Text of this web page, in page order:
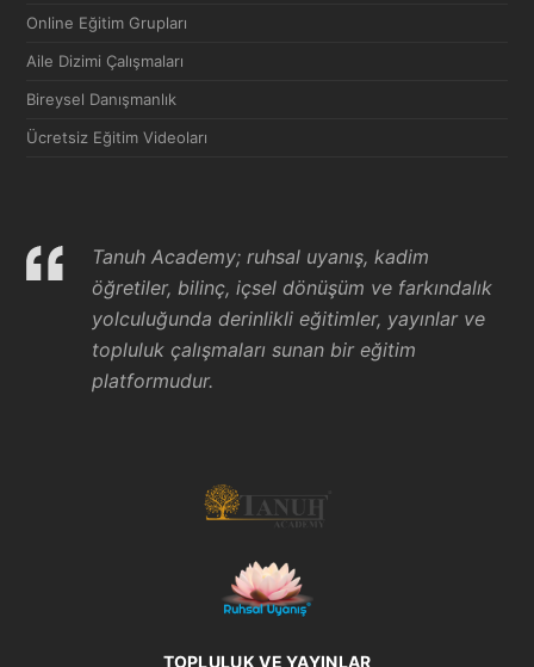
Online Eğitim Grupları
Aile Dizimi Çalışmaları
Bireysel Danışmanlık
Ücretsiz Eğitim Videoları
Tanuh Academy; ruhsal uyanış, kadim
öğretiler, bilinç, içsel dönüşüm ve farkındalık
yolculuğunda derinlikli eğitimler, yayınlar ve
topluluk çalışmaları sunan bir eğitim
platformudur.
TOPLULUK VE YAYINLAR